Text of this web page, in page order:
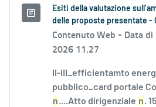
Esiti della valutazione
delle proposte presentate -
Contenuto Web - Data
2026 11.27
II-III_efficientamto
pubblico_card portale
n....Atto dirigenziale n.